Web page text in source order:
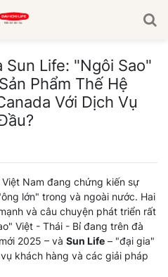
Sun Life: "Ngôi Sao"
Phẩm Thế Hệ
Với Dịch Vụ
Nam đang chứng kiến sự
lớn" trong và ngoài nước. Hai
và câu chuyện phát triển rất
Việt - Thái - Bỉ đang trên đà
2025 – và Sun Life – "đại gia"
khách hàng và các giải pháp